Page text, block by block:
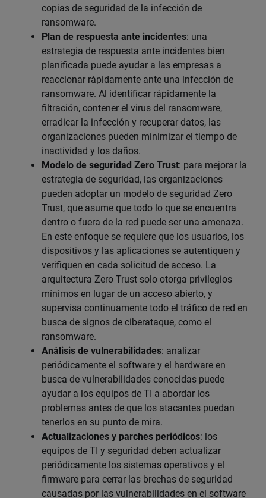
copias de seguridad de la infección de
ransomware.
Plan de respuesta ante incidentes: una
estrategia de respuesta ante incidentes bien
planificada puede ayudar a las empresas a
reaccionar rápidamente ante una infección de
ransomware. Al identificar rápidamente la
filtración, contener el virus del ransomware,
erradicar la infección y recuperar datos, las
organizaciones pueden minimizar el tiempo de
inactividad y los daños.
Modelo de seguridad Zero Trust: para mejorar la
estrategia de seguridad, las organizaciones
pueden adoptar un modelo de seguridad Zero
Trust, que asume que todo lo que se encuentra
dentro o fuera de la red puede ser una amenaza.
En este enfoque se requiere que los usuarios, los
dispositivos y las aplicaciones se autentiquen y
verifiquen en cada solicitud de acceso. La
arquitectura Zero Trust solo otorga privilegios
mínimos en lugar de un acceso abierto, y
supervisa continuamente todo el tráfico de red en
busca de signos de ciberataque, como el
ransomware.
Análisis de vulnerabilidades: analizar
periódicamente el software y el hardware en
busca de vulnerabilidades conocidas puede
ayudar a los equipos de TI a abordar los
problemas antes de que los atacantes puedan
tenerlos en su punto de mira.
Actualizaciones y parches periódicos: los
equipos de TI y seguridad deben actualizar
periódicamente los sistemas operativos y el
firmware para cerrar las brechas de seguridad
causadas por las vulnerabilidades en el software